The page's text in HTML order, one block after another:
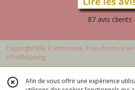
87 avis clients
Copyright Mlle Framboisine. Tous droits
eProShopping
Afin de vous offrir une expérience